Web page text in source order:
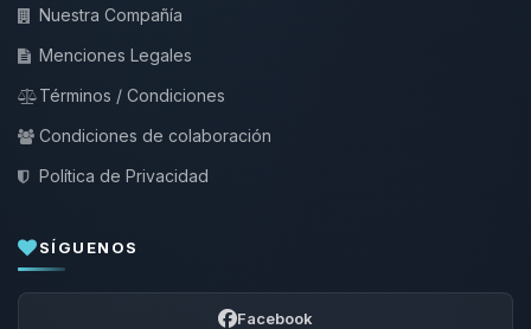
Nuestra Compañía
Menciones Legales
Términos / Condiciones
Condiciones de colaboración
Política de Privacidad
SÍGUENOS
Facebook